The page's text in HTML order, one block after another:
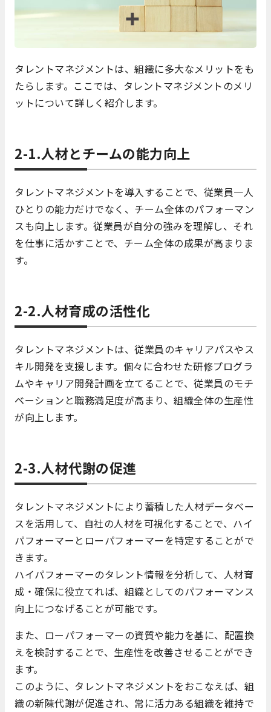
タレントマネジメントは、組織に多大なメリットをも
たらします。ここでは、タレントマネジメントのメリ
ットについて詳しく紹介します。
2-1.人材とチームの能力向上
タレントマネジメントを導入することで、従業員一人
ひとりの能力だけでなく、チーム全体のパフォーマン
スも向上します。従業員が自分の強みを理解し、それ
を仕事に活かすことで、チーム全体の成果が高まりま
す。
2-2.人材育成の活性化
タレントマネジメントは、従業員のキャリアパスやス
キル開発を支援します。個々に合わせた研修プログラ
ムやキャリア開発計画を立てることで、従業員のモチ
ベーションと職務満足度が高まり、組織全体の生産性
が向上します。
2-3.人材代謝の促進
タレントマネジメントにより蓄積した人材データベー
スを活用して、自社の人材を可視化することで、ハイ
パフォーマーとローパフォーマーを特定することがで
きます。
ハイパフォーマーのタレント情報を分析して、人材育
成・確保に役立てれば、組織としてのパフォーマンス
向上につなげることが可能です。
また、ローパフォーマーの資質や能力を基に、配置換
えを検討することで、生産性を改善させることができ
ます。
このように、タレントマネジメントをおこなえば、組
織の新陳代謝が促進され、常に活力ある組織を維持で